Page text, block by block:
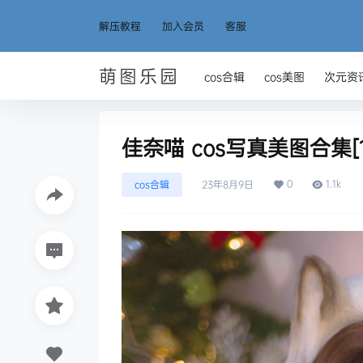
解压教程 加入会员 客服
萌图乐园 cos合辑 cos美图 次元资
佳奈喵 cos写真美图合集
cos合辑 23年8月9日 0 1.1k